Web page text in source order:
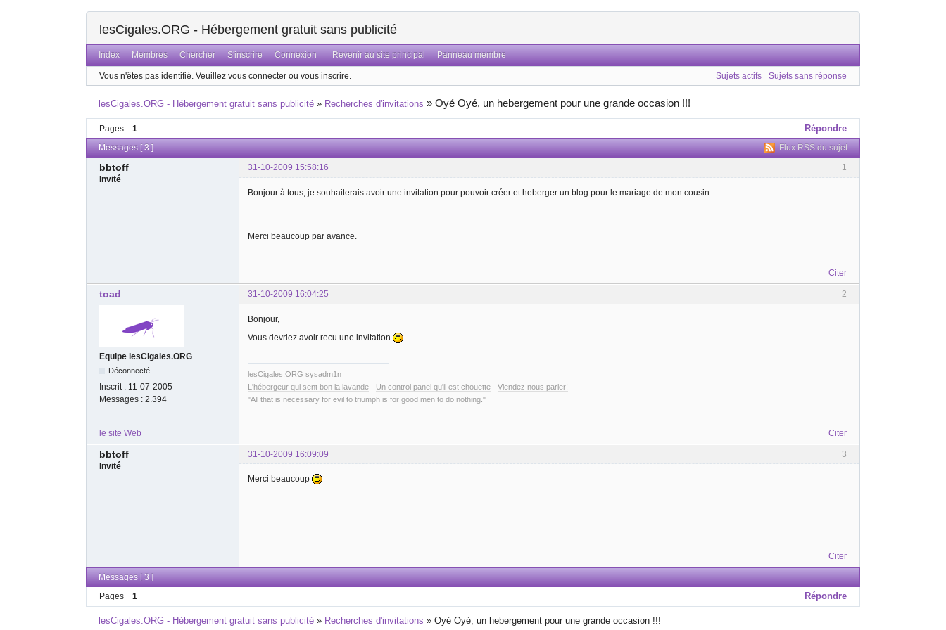
lesCigales.ORG - Hébergement gratuit sans publicité
Index Membres Chercher S'inscrire Connexion Revenir au site principal Panneau membre
Vous n'êtes pas identifié. Veuillez vous connecter ou vous inscrire. Sujets actifs Sujets sans réponse
lesCigales.ORG - Hébergement gratuit sans publicité » Recherches d'invitations »Oyé Oyé, un hebergement pour une grande occasion !!!
Pages 1 Répondre
Flux RSS du sujet
Messages [ 3 ]
1
bbtoff
31-10-2009 15:58:16
Invité
Bonjour à tous, je souhaiterais avoir une invitation pour pouvoir créer et heberger un blog pour le mariage de mon cousin.
Merci beaucoup par avance.
Citer
2
toad 31-10-2009 16:04:25
Equipe lesCigales.ORG
Déconnecté
Inscrit : 11-07-2005
Messages : 2.394
Bonjour,
Vous devriez avoir recu une invitation
lesCigales.ORG sysadm1n
L'hébergeur qui sent bon la lavande - Un control panel qu'il est chouette - Viendez nous parler!
"All that is necessary for evil to triumph is for good men to do nothing."
le site Web Citer
3
bbtoff
31-10-2009 16:09:09
Invité
Merci beaucoup
Citer
Messages [ 3 ]
Pages
1 Répondre
lesCigales.ORG - Hébergement gratuit sans publicité » Recherches d'invitations »Oyé Oyé, un hebergement pour une grande occasion !!!